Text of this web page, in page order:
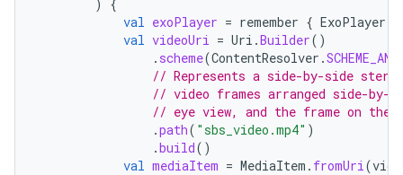
)
{
val exoPlayer = remember { ExoPlayer
val videoUri = Uri .Builder()
. scheme(ContentResolver .
// Represents a side-by-side
// video frames arranged side-
// eye view, and the frame on
.path( "sbs_video.mp4" )
.build()
val mediaItem = MediaItem . fromUri (